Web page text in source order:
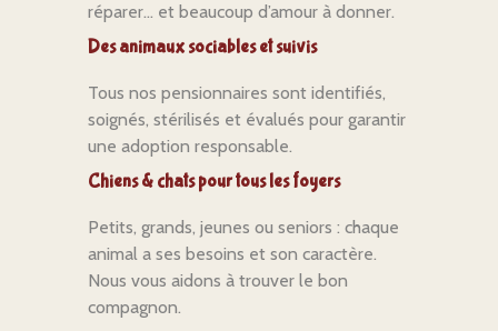
réparer… et beaucoup d’amour à donner.
Des animaux sociables et suivis
Tous nos pensionnaires sont identifiés,
soignés, stérilisés et évalués pour garantir
une adoption responsable.
Chiens & chats pour tous les foyers
Petits, grands, jeunes ou seniors : chaque
animal a ses besoins et son caractère.
Nous vous aidons à trouver le bon
compagnon.